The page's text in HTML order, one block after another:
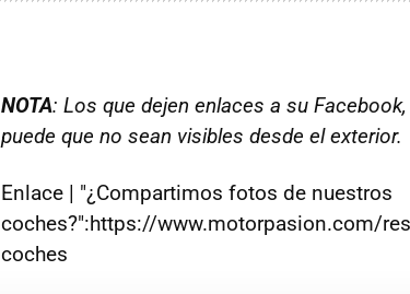
NOTA: Los que dejen enlaces a su
puede que no sean visibles desde el exterior.
Enlace | "¿Compartimos fotos de nuestros
coches?":https://www.motorpasion.com/
coches